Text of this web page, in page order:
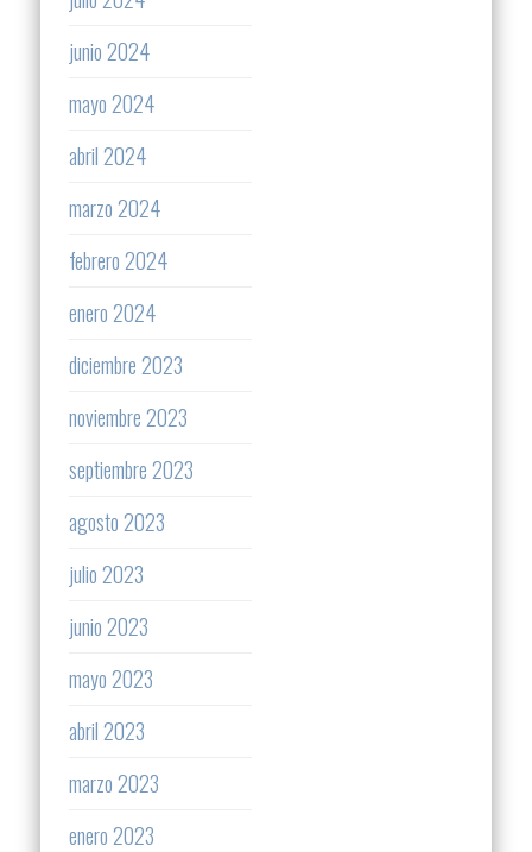
junio 2024
mayo 2024
abril 2024
marzo 2024
febrero 2024
enero 2024
diciembre 2023
noviembre 2023
septiembre 2023
agosto 2023
julio 2023
junio 2023
mayo 2023
abril 2023
marzo 2023
enero 2023